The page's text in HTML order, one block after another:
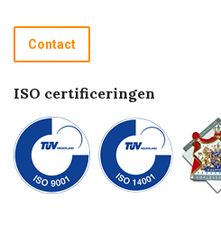
Recycle programma
Betalen
Contact
ISO certificeringen